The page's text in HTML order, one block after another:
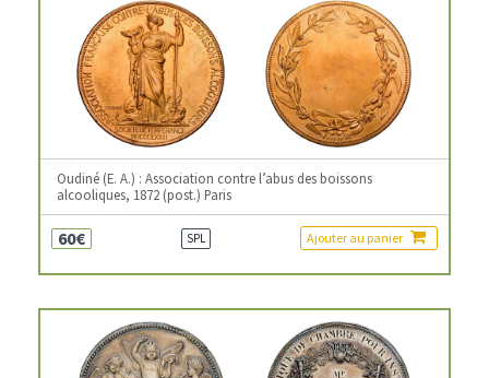
Oudiné (E. A.) : Association contre l’abus des boissons
alcooliques, 1872 (post.) Paris
60€ SPL Ajouter au panier